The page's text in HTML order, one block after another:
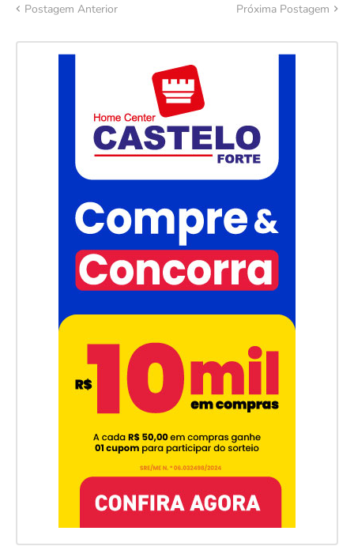
Postagem Anterior Próxima Postagem